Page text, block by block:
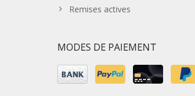
Remises actives
MODES DE PAIEMENT